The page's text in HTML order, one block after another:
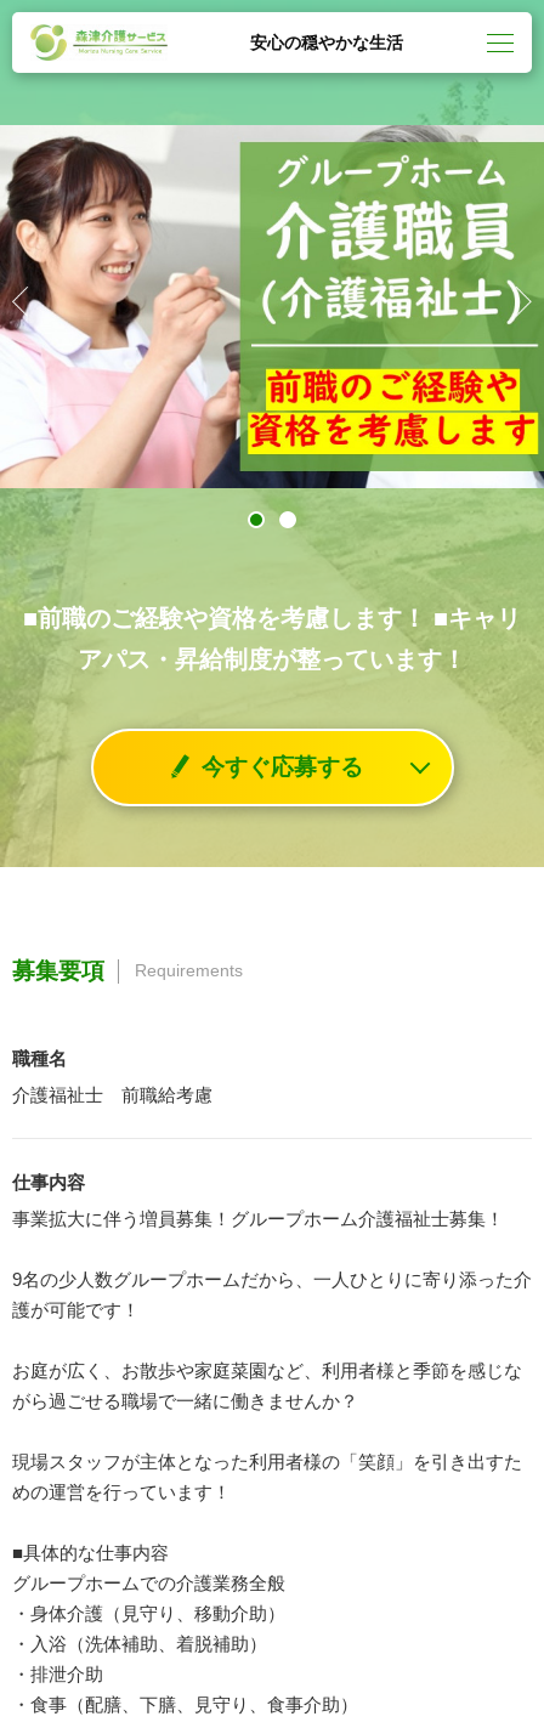
安心の穏やかな生活
■前職のご経験や資格を考慮します！
■キャリ
アパス・昇給制度が整っています！
今すぐ応募する
募集要項 Requirements
職種名
介護福祉士 前職給考慮
仕事内容
事業拡大に伴う増員募集！グループホーム介護福祉士募集！
9名の少人数グループホームだから、一人ひとりに寄り添った介
護が可能です！
お庭が広く、お散歩や家庭菜園など、利用者様と季節を感じな
がら過ごせる職場で一緒に働きませんか？
現場スタッフが主体となった利用者様の「笑顔」を引き出すた
めの運営を行っています！
■具体的な仕事内容
グループホームでの介護業務全般
・身体介護（見守り、移動介助）
・入浴（洗体補助、着脱補助）
・排泄介助
・食事（配膳、下膳、見守り、食事介助）